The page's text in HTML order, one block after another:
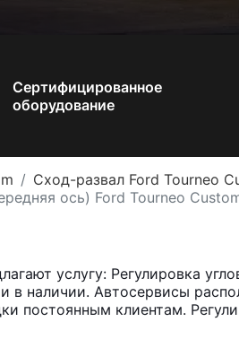
Сертифицированное
оборудование
Сход-развал Ford Tourneo
ось) Ford Tourneo
услугу: Регулировка
в наличии. Автосервисы
постоянным клиентам.